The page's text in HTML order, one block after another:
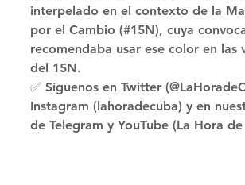
interpelado en el contexto de la
por el Cambio (#15N), cuya
recomendaba usar ese color en las
del 15N.
✅ Síguenos en Twitter
Instagram (lahoradecuba) y en
de Telegram y YouTube (La Hora